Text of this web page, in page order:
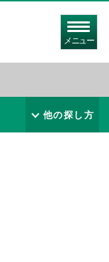
メニュー
他の探し方